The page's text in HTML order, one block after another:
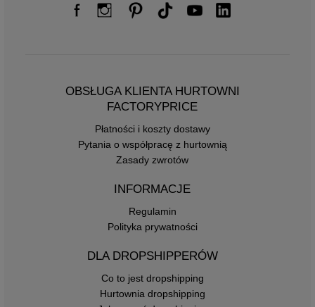
OBSŁUGA KLIENTA HURTOWNI
FACTORYPRICE
Płatności i koszty dostawy
Pytania o współpracę z hurtownią
Zasady zwrotów
INFORMACJE
Regulamin
Polityka prywatności
DLA DROPSHIPPERÓW
Co to jest dropshipping
Hurtownia dropshipping